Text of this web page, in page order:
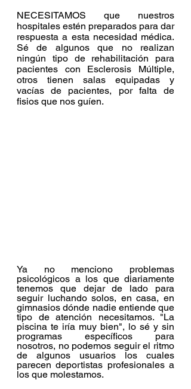
NECESITAMOS que nuestros
hospitales estén preparados para dar
respuesta a esta necesidad médica.
Sé de algunos que no realizan
ningún tipo de rehabilitación para
pacientes con Esclerosis Múltiple,
otros tienen salas equipadas y
vacías de pacientes, por falta de
fisios que nos guíen.
Ya no menciono problemas
psicológicos a los que diariamente
tenemos que dejar de lado para
seguir luchando solos, en casa, en
gimnasios dónde nadie entiende que
tipo de atención necesitamos. "La
piscina te iría muy bien", lo sé y sin
programas específicos para
nosotros, no podemos seguir el ritmo
de algunos usuarios los cuales
parecen deportistas profesionales a
los que molestamos.